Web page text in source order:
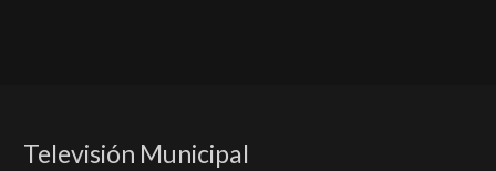
Televisión Municipal